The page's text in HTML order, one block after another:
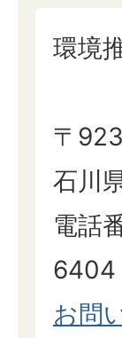
環境
〒
石川
電話
6404
お問